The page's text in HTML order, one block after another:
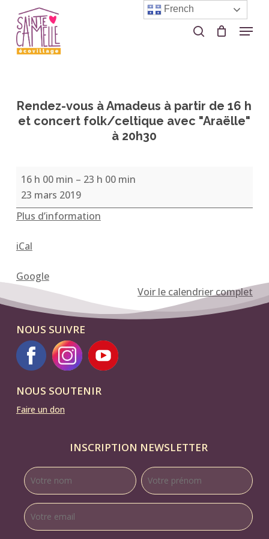
main
content
search Menu
Rendez-vous à Amadeus à partir de 16 h
et concert folk/celtique avec "Araëlle"
à 20h30
Rendez-
vous
à
Amadeus
partir
16
h
concert
folk/celtique
avec
à
20h30
16 h 00 min – 23 h 00 min
23 mars 2019
Plus d’information
iCal
Google
Voir le calendrier complet
NOUS SUIVRE
NOUS SOUTENIR
Faire un don
INSCRIPTION NEWSLETTER
Close
French